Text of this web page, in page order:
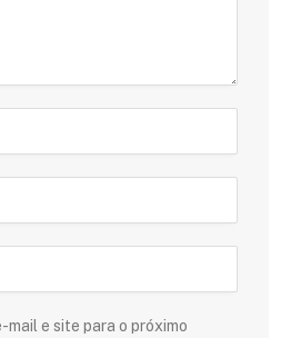
mail e site para o próximo